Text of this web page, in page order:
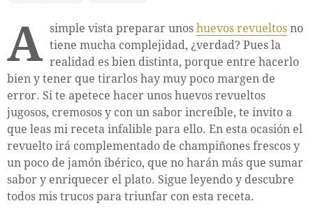
A simple vista preparar unos huevos revueltos no
tiene mucha complejidad, ¿verdad? Pues la
realidad es bien distinta, porque entre hacerlo
bien y tener que tirarlos hay muy poco margen de
error. Si te apetece hacer unos huevos revueltos
jugosos, cremosos y con un sabor increíble, te invito a
que leas mi receta infalible para ello. En esta ocasión el
revuelto irá complementado de champiñones frescos y
un poco de jamón ibérico, que no harán más que sumar
sabor y enriquecer el plato. Sigue leyendo y descubre
todos mis trucos para triunfar con esta receta.